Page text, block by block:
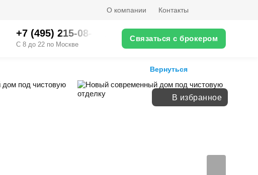
О компании Контакты
+7 (495) 215-08-XX
С 8 до 22 по Москве
Связаться с брокером
Вернуться
В избранное